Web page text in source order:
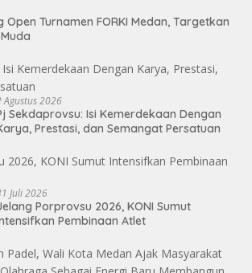
Open Turnamen FORKI Medan, Targetkan
Agustus 2026
Sekdaprovsu: Isi Kemerdekaan Dengan
Prestasi, dan Semangat Persatuan
Juli 2026
Porprovsu 2026, KONI Sumut
Pembinaan Atlet